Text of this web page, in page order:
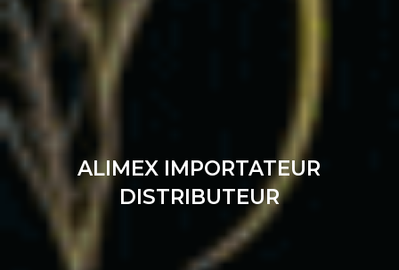
ALIMEX IMPORTATEUR
DISTRIBUTEUR